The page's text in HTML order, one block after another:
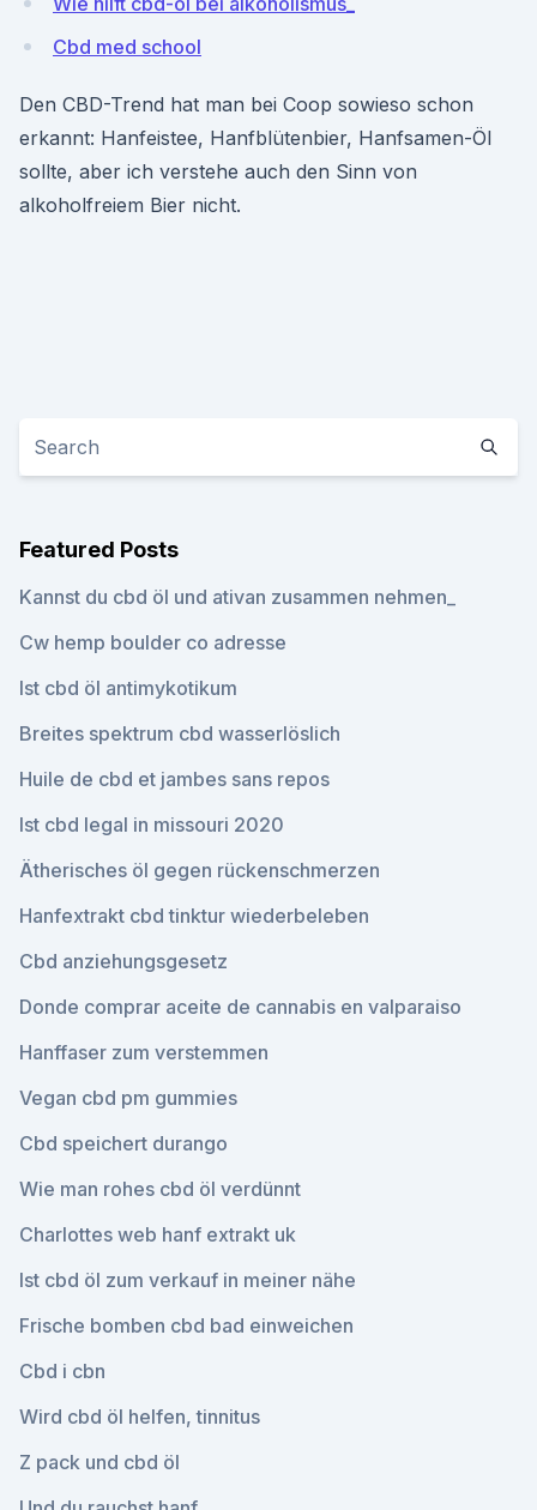
Cbd med school
Den CBD-Trend hat man bei Coop sowieso schon
erkannt: Hanfeistee, Hanfblütenbier, Hanfsamen-Öl
sollte, aber ich verstehe auch den Sinn von
alkoholfreiem Bier nicht.
Featured Posts
Kannst du cbd öl und ativan zusammen nehmen_
Cw hemp boulder co adresse
Ist cbd öl antimykotikum
Breites spektrum cbd wasserlöslich
Huile de cbd et jambes sans repos
Ist cbd legal in missouri 2020
Ätherisches öl gegen rückenschmerzen
Hanfextrakt cbd tinktur wiederbeleben
Cbd anziehungsgesetz
Donde comprar aceite de cannabis en valparaiso
Hanffaser zum verstemmen
Vegan cbd pm gummies
Cbd speichert durango
Wie man rohes cbd öl verdünnt
Charlottes web hanf extrakt uk
Ist cbd öl zum verkauf in meiner nähe
Frische bomben cbd bad einweichen
Cbd i cbn
Wird cbd öl helfen, tinnitus
Z pack und cbd öl